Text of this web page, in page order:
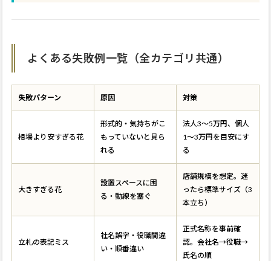
よくある失敗例一覧（全カテゴリ共通）
失敗パターン 原因 対策
相場より安すぎる花
形式的・気持ちがこ
もっていないと見ら
れる
法人3〜5万円、個人
1〜3万円を目安にす
る
大きすぎる花
設置スペースに困
る・動線を塞ぐ
店舗規模を想定。迷
ったら標準サイズ（3
本立ち）
立札の表記ミス
社名誤字・役職間違
い・順番違い
正式名称を事前確
認。会社名→役職→
氏名の順